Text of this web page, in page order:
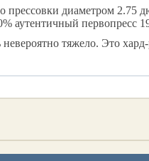
прессовки диаметром
аутентичный первопресс
тяжело. Это